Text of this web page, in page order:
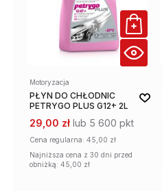
Motoryzacja
PŁYN DO CHŁODNIC
PETRYGO PLUS G12+ 2L
29,00 zł lub 5 600 pkt
Cena regularna: 45,00 zł
Najniższa cena z 30 dni przed
obniżką: 45,00 zł